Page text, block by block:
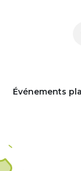
Événements